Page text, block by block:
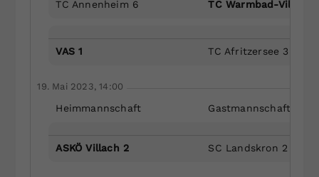
TC Annenheim 6 TC Warmbad-Villach
VAS 1 TC Afritzersee 3
19. Mai 2023, 14:00
Heimmannschaft Gastmannschaft
ASKÖ Villach 2 SC Landskron 2